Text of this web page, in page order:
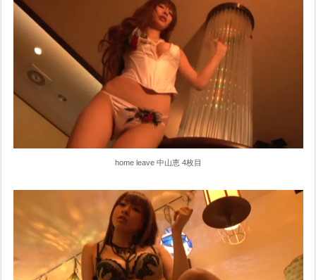
home leave 中山恵 4枚目